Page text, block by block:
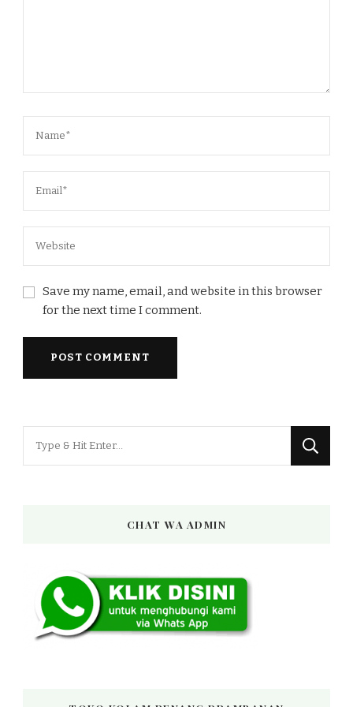
Save my name, email, and website in this browser
for the next time I comment.
CHAT WA ADMIN